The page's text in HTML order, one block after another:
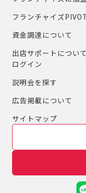
フランチャイズ
資金調達について
出店サポートについて
ログイン
説明会を探す
広告掲載について
サイトマップ